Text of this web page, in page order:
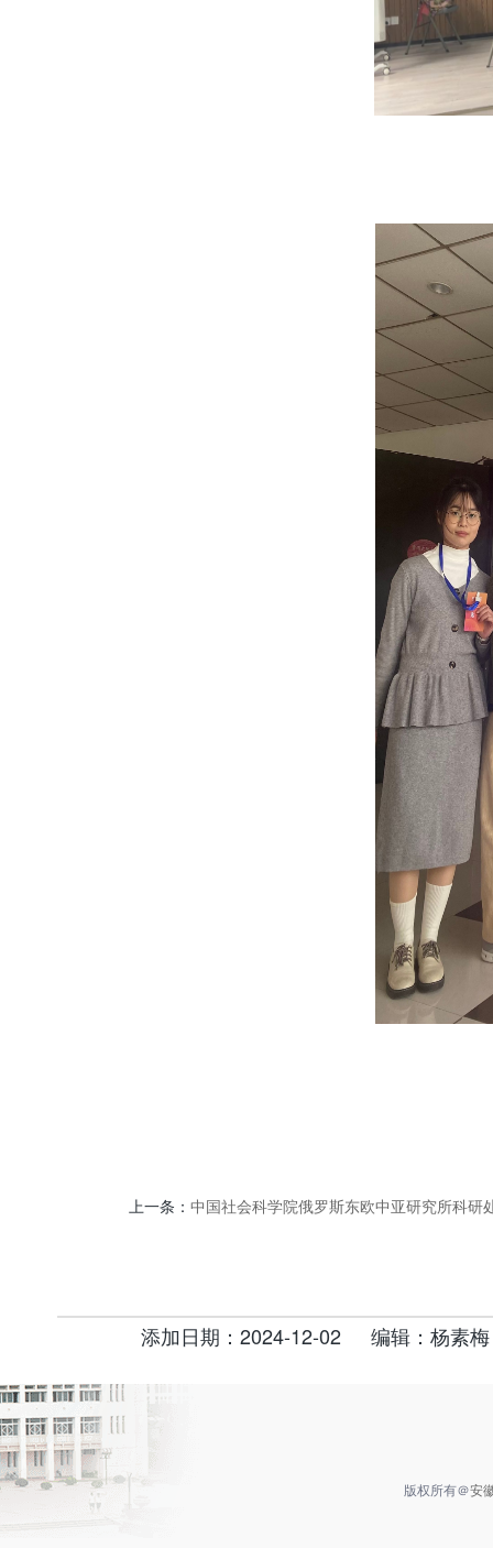
上一条： 中国社会科学院俄罗斯东欧中亚研究所科研
添加日期：2024-12-02 编辑：杨素梅
版权所有＠安